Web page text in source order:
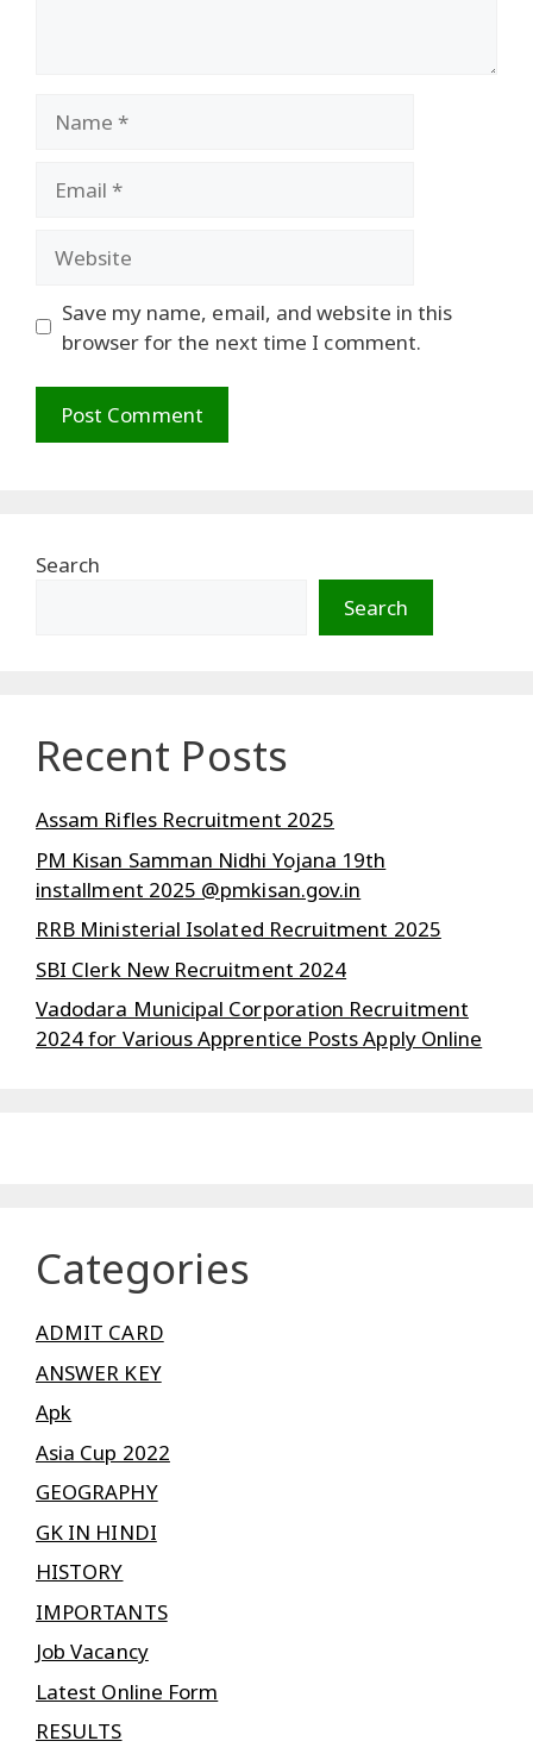
Save my name, email, and website in this
browser for the next time I comment.
Search
Search
Recent Posts
Assam Rifles Recruitment 2025
PM Kisan Samman Nidhi Yojana 19th
installment 2025 @pmkisan.gov.in
RRB Ministerial Isolated Recruitment 2025
SBI Clerk New Recruitment 2024
Vadodara Municipal Corporation Recruitment
2024 for Various Apprentice Posts Apply Online
Categories
ADMIT CARD
ANSWER KEY
Apk
Asia Cup 2022
GEOGRAPHY
GK IN HINDI
HISTORY
IMPORTANTS
Job Vacancy
Latest Online Form
RESULTS